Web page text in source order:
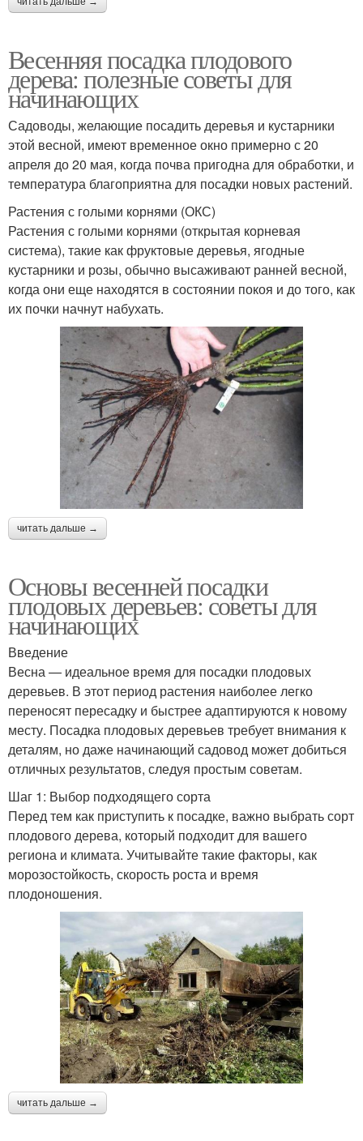
Весенняя посадка плодового
дерева: полезные советы для
начинающих
Садоводы, желающие посадить деревья и кустарники
этой весной, имеют временное окно примерно с 20
апреля до 20 мая, когда почва пригодна для обработки, и
температура благоприятна для посадки новых растений.
Растения с голыми корнями (ОКС)
Растения с голыми корнями (открытая корневая
система), такие как фруктовые деревья, ягодные
кустарники и розы, обычно высаживают ранней весной,
когда они еще находятся в состоянии покоя и до того, как
их почки начнут набухать.
читать дальше →
Основы весенней посадки
плодовых деревьев: советы для
начинающих
Введение
Весна — идеальное время для посадки плодовых
деревьев. В этот период растения наиболее легко
переносят пересадку и быстрее адаптируются к новому
месту. Посадка плодовых деревьев требует внимания к
деталям, но даже начинающий садовод может добиться
отличных результатов, следуя простым советам.
Шаг 1: Выбор подходящего сорта
Перед тем как приступить к посадке, важно выбрать сорт
плодового дерева, который подходит для вашего
региона и климата. Учитывайте такие факторы, как
морозостойкость, скорость роста и время
плодоношения.
читать дальше →